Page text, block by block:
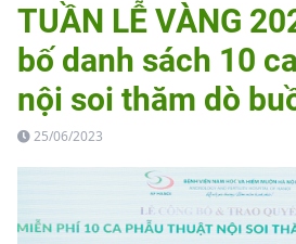
TUẦN LỄ VÀNG
bố danh sách 10
nội soi thăm dò
25/06/2023